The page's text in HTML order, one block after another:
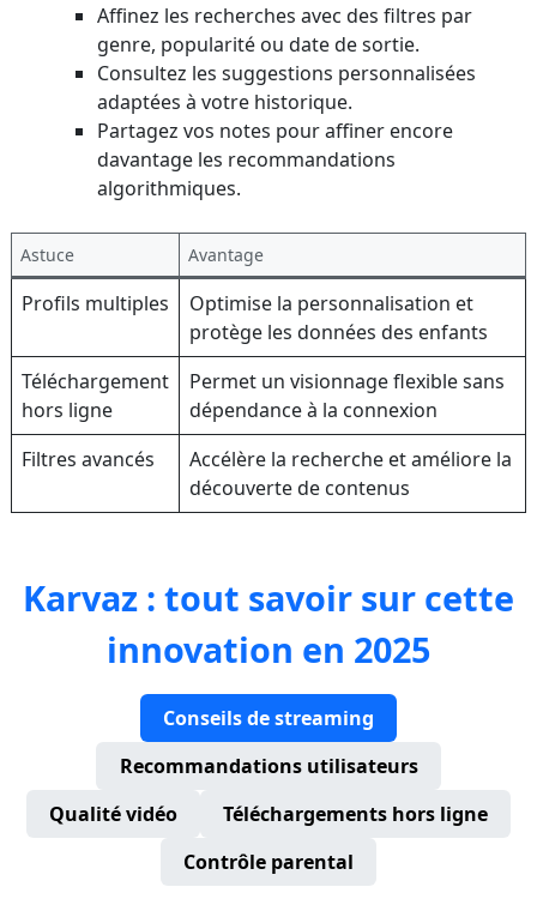
Affinez les recherches avec des filtres par
genre, popularité ou date de sortie.
Consultez les suggestions personnalisées
adaptées à votre historique.
Partagez vos notes pour affiner encore
davantage les recommandations
algorithmiques.
Astuce Avantage
Profils multiples
Optimise la personnalisation et
protège les données des enfants
Téléchargement
hors ligne
Permet un visionnage flexible sans
dépendance à la connexion
Filtres avancés
Accélère la recherche et améliore la
découverte de contenus
Karvaz : tout savoir sur cette
innovation en 2025
Conseils de streaming
Recommandations utilisateurs
Qualité vidéo
Téléchargements hors ligne
Contrôle parental